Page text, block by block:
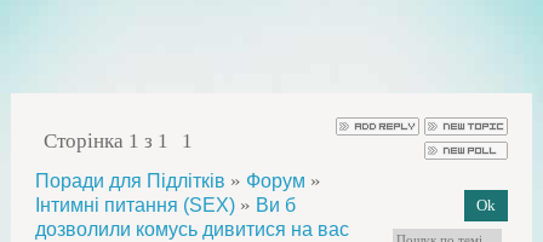
Сторінка 1 з 1 1
Поради для Підлітків » Форум »
Інтимні питання (SEX) » Ви б
дозволили комусь дивитися на вас